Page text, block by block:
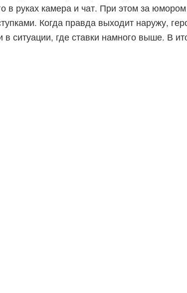
в руках камера и чат. При этом за
Когда правда выходит наружу,
ситуации, где ставки намного выше. В